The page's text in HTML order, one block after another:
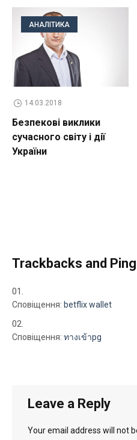
АНАЛІТИКА
14.03.2018
Безпекові виклики
сучасного світу і дії
України
Trackbacks and
Сповіщення: betflix wallet
Сповіщення: ทางเข้าpg
Leave a Reply
Your email address will not